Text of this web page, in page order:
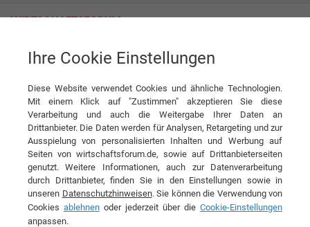
Royal Avebe
KONTAKT
Ihre Cookie Einstellungen
Diese Website verwendet Cookies und ähnliche Technologien.
Mit einem Klick auf "Zustimmen" akzeptieren Sie diese
Verarbeitung und auch die Weitergabe Ihrer Daten an
Drittanbieter. Die Daten werden für Analysen, Retargeting und zur
Ausspielung von personalisierten Inhalten und Werbung auf
Seiten von wirtschaftsforum.de, sowie auf Drittanbieterseiten
genutzt. Weitere Informationen, auch zur Datenverarbeitung
durch Drittanbieter, finden Sie in den Einstellungen sowie in
unseren Datenschutzhinweisen. Sie können die Verwendung von
Cookies ablehnen oder jederzeit über die Cookie-Einstellungen
anpassen.